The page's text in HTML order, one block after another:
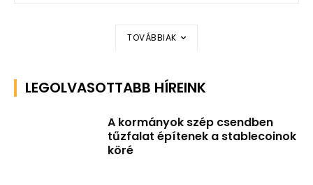
TOVÁBBIAK
LEGOLVASOTTABB HÍREINK
A kormányok szép csendben
tűzfalat építenek a stablecoinok
köré